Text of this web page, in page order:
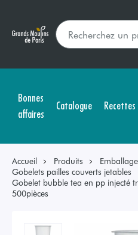
Bonnes
affaires
Catalogue Recettes
Accueil Produits
Gobelets pailles couverts jetables
Gobelet bubble tea en pp injecté
500pièces